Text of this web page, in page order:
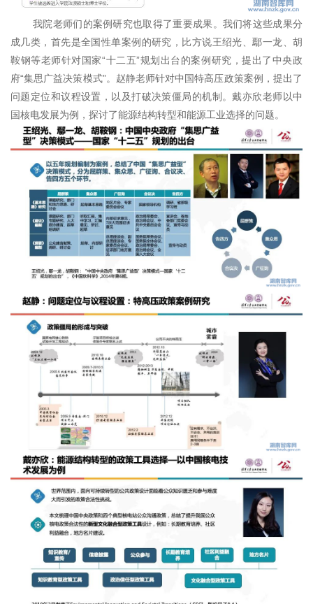
我院老师们的案例研究也取得了重要成果。我们将这些成果分
成几类，首先是全国性单案例的研究，比方说王绍光、鄢一龙、胡
鞍钢等老师针对国家“十二五”规划出台的案例研究，提出了中央政
府“集思广益决策模式”。赵静老师针对中国特高压政策案例，提出了
问题定位和议程设置，以及打破决策僵局的机制。戴亦欣老师以中
国核电发展为例，探讨了能源结构转型和能源工业选择的问题。